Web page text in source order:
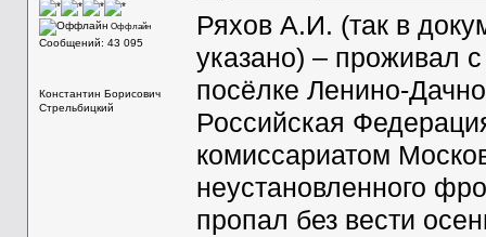
Оффлайн
Сообщений: 43 095
Константин Борисович
Стрельбицкий
Ряхов А.И. (так в
указано) – проживал
посёлке Ленино-
Российская
комиссариатом
неустановленного
пропал без вести